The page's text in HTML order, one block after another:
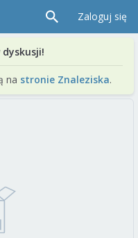
Zaloguj się
na stronie Znaleziska.